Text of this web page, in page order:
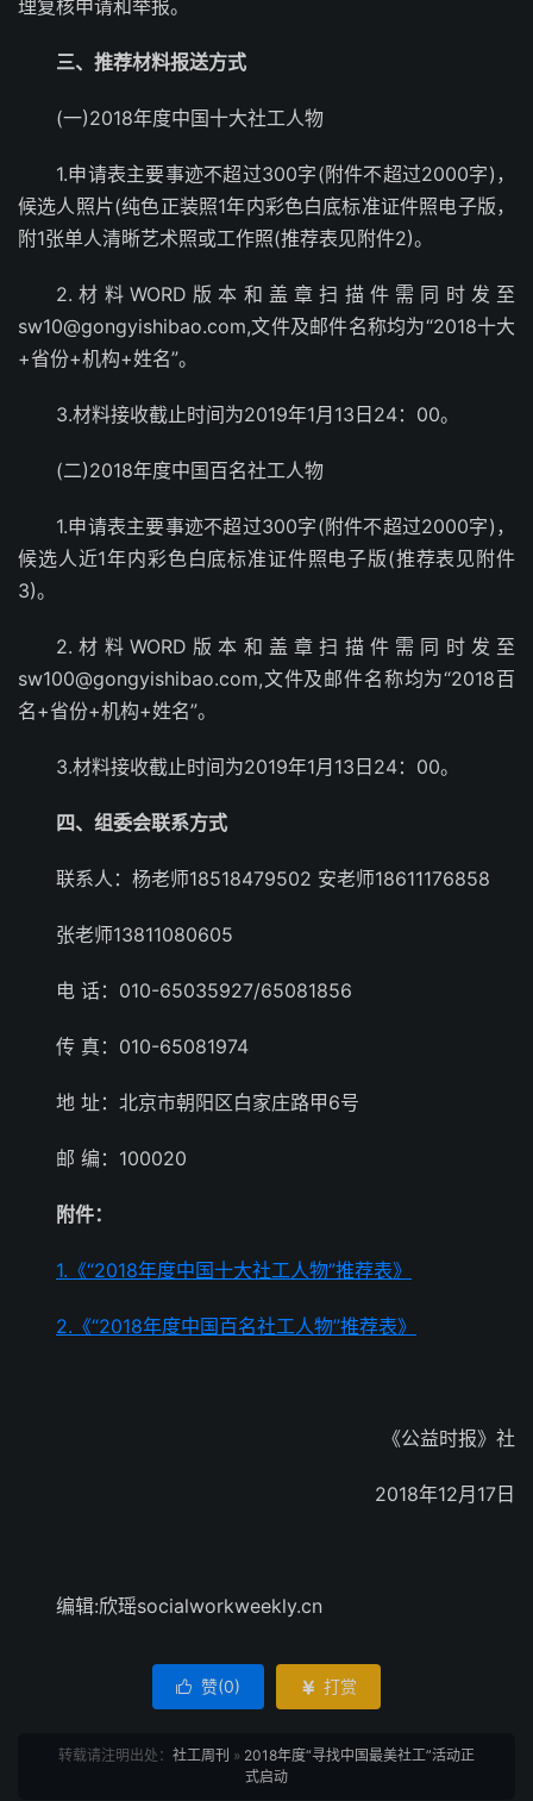
理复核申请和举报。
三、推荐材料报送方式
(一)2018年度中国十大社工人物
1.申请表主要事迹不超过300字(附件不超过2000字)，
候选人照片(纯色正装照1年内彩色白底标准证件照电子版，
附1张单人清晰艺术照或工作照(推荐表见附件2)。
2.材料WORD版本和盖章扫描件需同时发至
sw10@gongyishibao.com,文件及邮件名称均为“2018十大
+省份+机构+姓名”。
3.材料接收截止时间为2019年1月13日24：00。
(二)2018年度中国百名社工人物
1.申请表主要事迹不超过300字(附件不超过2000字)，
候选人近1年内彩色白底标准证件照电子版(推荐表见附件
3)。
2.材料WORD版本和盖章扫描件需同时发至
sw100@gongyishibao.com,文件及邮件名称均为“2018百
名+省份+机构+姓名”。
3.材料接收截止时间为2019年1月13日24：00。
四、组委会联系方式
联系人：杨老师18518479502 安老师18611176858
张老师13811080605
电 话：010-65035927/65081856
传 真：010-65081974
地 址：北京市朝阳区白家庄路甲6号
邮 编：100020
附件：
1.《“2018年度中国十大社工人物”推荐表》
2.《“2018年度中国百名社工人物”推荐表》
《公益时报》社
2018年12月17日
编辑:欣瑶socialworkweekly.cn
 赞(0)  打赏
转载请注明出处： 社工周刊 » 2018年度“寻找中国最美社工”活动正
式启动